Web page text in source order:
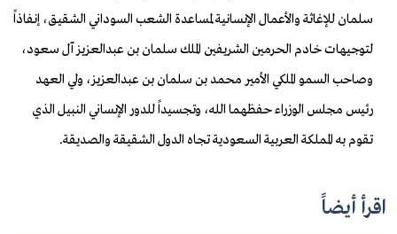
سلمان للإغاثة والأعمال الإنسانية لمساعدة الشعب السوداني الشقيق، إنفاذاً
لتوجيهات خادم الحرمين الشريفين الملك سلمان بن عبدالعزيز آل سعود،
وصاحب السمو الملكي الأمير محمد بن سلمان بن عبدالعزيز، ولي العهد
رئيس مجلس الوزراء حفظهما الله، وتجسيداً للدور الإنساني النبيل الذي
تقوم به المملكة العربية السعودية تجاه الدول الشقيقة والصديقة.
اقرأ أيضاً